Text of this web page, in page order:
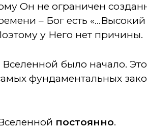
Он не ограничен
– Бог есть
у Него нет причины.
Вселенной было начало.
фундаментальных
постоянно.